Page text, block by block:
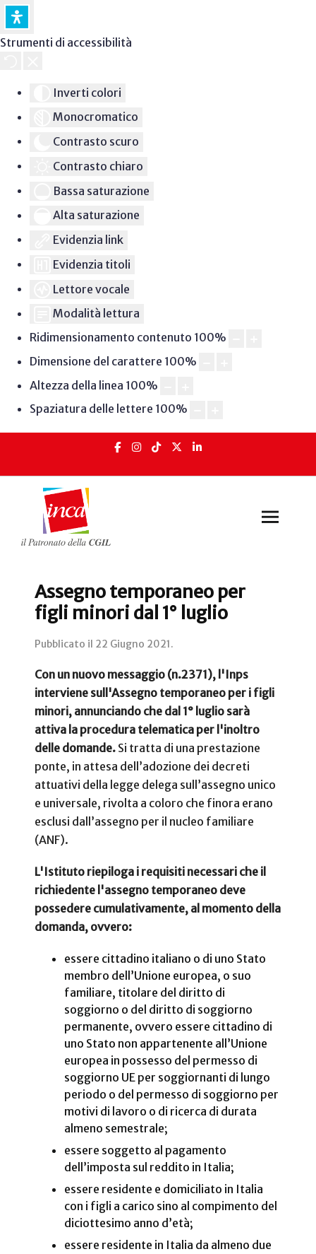
Strumenti di accessibilità
Inverti colori
Monocromatico
Contrasto scuro
Contrasto chiaro
Bassa saturazione
Alta saturazione
Evidenzia link
Evidenzia titoli
Lettore vocale
Modalità lettura
Ridimensionamento contenuto 100%
Dimensione del carattere 100%
Altezza della linea 100%
Spaziatura delle lettere 100%
Assegno temporaneo per
figli minori dal 1° luglio
Pubblicato il 22 Giugno 2021.
Con un nuovo messaggio (n.2371), l'Inps
interviene sull'Assegno temporaneo per i figli
minori, annunciando che dal 1° luglio sarà
attiva la procedura telematica per l'inoltro
delle domande. Si tratta di una prestazione
ponte, in attesa dell’adozione dei decreti
attuativi della legge delega sull’assegno unico
e universale, rivolta a coloro che finora erano
esclusi dall’assegno per il nucleo familiare
(ANF).
L'Istituto riepiloga i requisiti necessari che il
richiedente l'assegno temporaneo deve
possedere cumulativamente, al momento della
domanda, ovvero:
essere cittadino italiano o di uno Stato
membro dell’Unione europea, o suo
familiare, titolare del diritto di
soggiorno o del diritto di soggiorno
permanente, ovvero essere cittadino di
uno Stato non appartenente all’Unione
europea in possesso del permesso di
soggiorno UE per soggiornanti di lungo
periodo o del permesso di soggiorno per
motivi di lavoro o di ricerca di durata
almeno semestrale;
essere soggetto al pagamento
dell’imposta sul reddito in Italia;
essere residente e domiciliato in Italia
con i figli a carico sino al compimento del
diciottesimo anno d’età;
essere residente in Italia da almeno due